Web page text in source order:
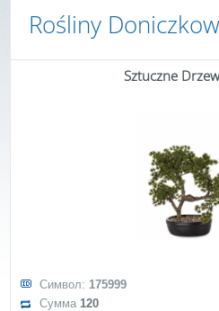
Rośliny
Sztuczne
Символ: 175999
Сумма120